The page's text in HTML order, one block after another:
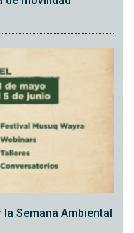
Semana Ambiental